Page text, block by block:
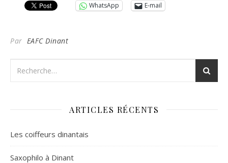
WhatsApp E-mail
Par EAFC Dinant
ARTICLES RÉCENTS
Les coiffeurs dinantais
Saxophilo à Dinant